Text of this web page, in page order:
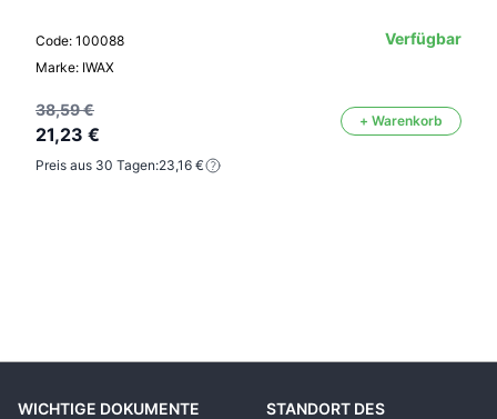
Code: 100088
Marke: IWAX
Verfügbar
38,59 €
21,23 €
+ Warenkorb
Preis aus 30 Tagen:23,16 €
WICHTIGE DOKUMENTE
STANDORT DES